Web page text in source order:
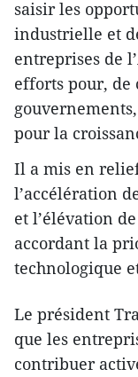
saisir les
industrielle et
entreprises de
efforts pour, de
pour la
Il a mis en
l’accélération
et l’élévation
accordant la
technologique
Le président
que les
contribuer